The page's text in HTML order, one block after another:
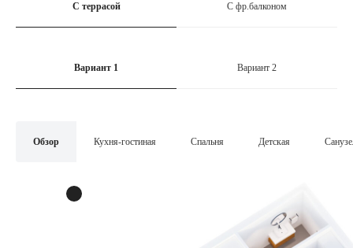
С террасой С фр.балконом
Вариант 1 Вариант 2
Обзор Кухня-гостиная Спальня Детская